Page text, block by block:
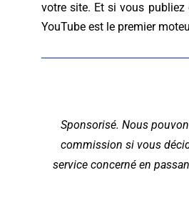
votre site. Et si vous publiez
YouTube est le premier
Sponsorisé. Nous
commission si vous
service concerné en